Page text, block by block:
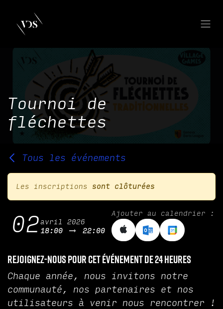
Tournoi de
fléchettes
Tous les événements
Les inscriptions sont clôturées
02avril 2026
18:00
22:00
Ajouter au calendrier :
Rejoignez-nous pour cet événement de 24 heures
Chaque année, nous invitons notre
communauté, nos partenaires et nos
utilisateurs à venir nous rencontrer !